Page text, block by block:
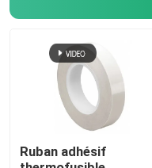
Ruban adhésif